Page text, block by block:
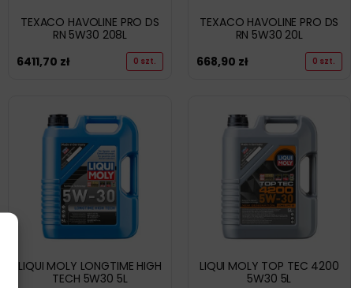
TEXACO HAVOLINE PRO DS
RN 5W30 208L
6411,70 zł 0 szt.
TEXACO HAVOLINE PRO DS
RN 5W30 20L
668,90 zł 0 szt.
LIQUI MOLY LONGTIME HIGH
TECH 5W30 5L
LIQUI MOLY TOP TEC 4200
5W30 5L